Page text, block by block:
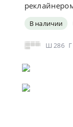
В наличии
Ш 286 Г